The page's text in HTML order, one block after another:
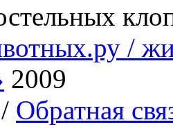
/
2009
/ Обратная